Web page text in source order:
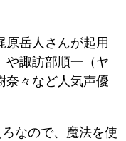
原岳人さんが起用
や諏訪部順一（ヤ
奈々など人気声優
なので、魔法を使